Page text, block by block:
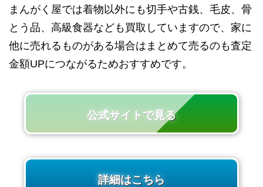
まんがく屋では着物以外にも切手や古銭、毛皮、骨
とう品、高級食器なども買取していますので、家に
他に売れるものがある場合はまとめて売るのも査定
金額UPにつながるためおすすめです。
公式サイトで見る
詳細はこちら